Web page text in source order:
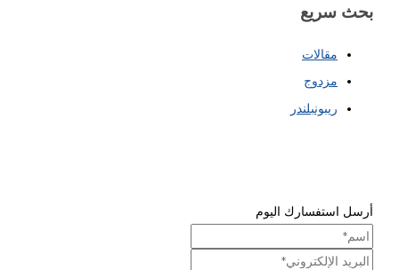
بحث سريع
مقالات
مزدوج
ريبونبلندر
أرسل استفسارك اليوم